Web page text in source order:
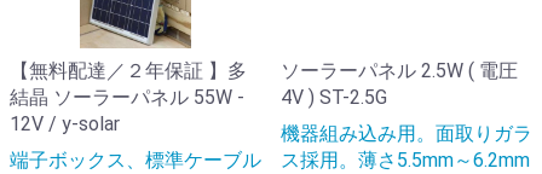
【無料配達／２年保証 】多
結晶 ソーラーパネル 55W -
12V / y-solar
端子ボックス、標準ケーブル
ソーラーパネル 2.5W ( 電圧
4V ) ST-2.5G
機器組み込み用。面取りガラ
ス採用。薄さ5.5mm～6.2mm